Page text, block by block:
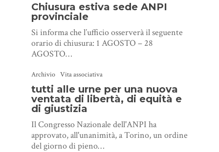
Chiusura estiva sede ANPI
provinciale
Si informa che l’ufficio osserverà il seguente
orario di chiusura: 1 AGOSTO – 28
AGOSTO…
Archivio Vita associativa
tutti alle urne per una nuova
ventata di libertà, di equità e
di giustizia
Il Congresso Nazionale dell'ANPI ha
approvato, all'unanimità, a Torino, un ordine
del giorno di pieno…